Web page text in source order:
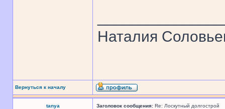
Наталия
Вернуться к началу
tanya Заголовок сообщения: Re: Лоскутный долгострой